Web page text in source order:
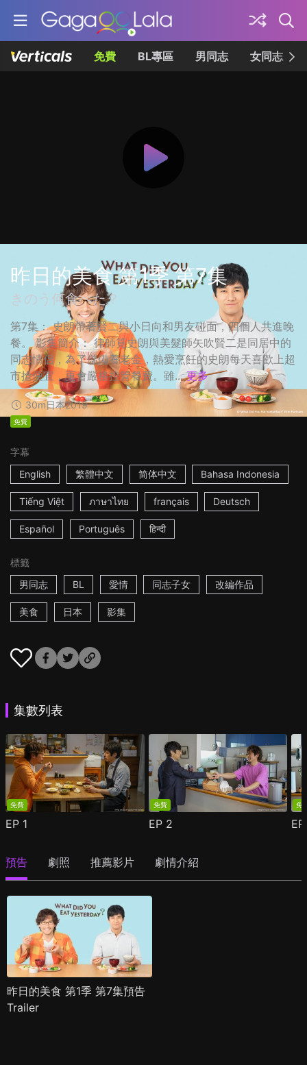
免費 BL專區 男同志 女同志
昨日的美食 第1季 第7集
きのう何食べた？
第7集： 史朗帶著賢二與小日向和男友碰面，四個人共進晚
餐。 影集簡介： 律師筧史朗與美髮師矢吹賢二是同居中的
同志情侶，為了儲備養老金，熱愛烹飪的史朗每天喜歡上超
市搶便宜，更會嚴格控管餐費。雖... 更多
30m日本2019
免費
字幕
English
繁體中文 简体中文 Bahasa Indonesia
Tiếng Việt ภาษาไทย français Deutsch
Español Português हिन्दी
標籤
男同志
BL 愛情 同志子女 改編作品
美食 日本 影集
集數列表
免費
EP 1
免費
EP 2
免
預告 劇照 推薦影片 劇情介紹
昨日的美食 第1季 第7集預告
Trailer